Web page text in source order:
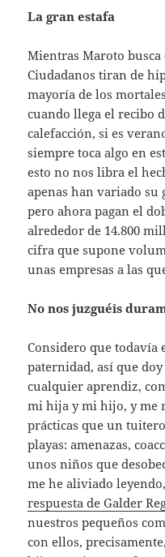
La gran estafa
Mientras Maroto busca
Ciudadanos tiran de
mayoría de los
cuando llega el recibo
calefacción, si es
siempre toca algo en
esto no nos libra el
apenas han variado su
pero ahora pagan el
alrededor de 14.800
cifra que supone
unas empresas a las
No nos juzguéis
Considero que todavía
paternidad, así que
cualquier aprendiz,
mi hija y mi hijo, y me
prácticas que un
playas: amenazas,
unos niños que
me he aliviado
respuesta de Galder
nuestros pequeños
con ellos,